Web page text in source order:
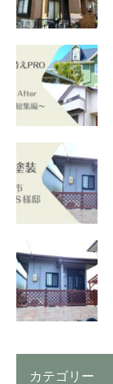
カテゴリー